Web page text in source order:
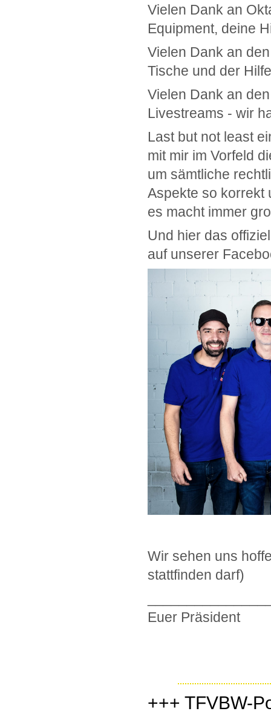
Vielen Dank an
Equipment, deine
Vielen Dank an
Tische und der
Vielen Dank an
Livestreams - wir
Last but not least
mit mir im Vorfeld
um sämtliche
Aspekte so korrekt
es macht immer
Und hier das
auf unserer
Wir sehen uns
stattfinden darf)
Euer Präsident
+++ TFVBW-